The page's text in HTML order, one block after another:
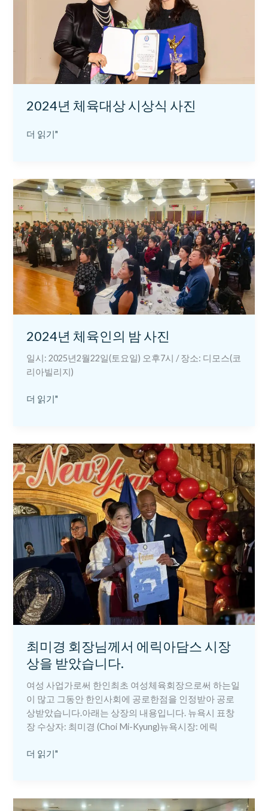
2024년 체육대상 시상식 사진
더 읽기"
2024년 체육인의 밤 사진
일시: 2025년2월22일(토요일) 오후7시 / 장소: 디모스(코
리아빌리지)
2024
년
체
육
인
의
밤
사
진
더 읽기"
최미경 회장님께서 에릭아담스 시장
상을 받았습니다.
여성 사업가로써 한인최초 여성체육회장으로써 하는일
이 많고 그동안 한인사회에 공로한점을 인정받아 공로
상받았습니다.아래는 상장의 내용입니다. 뉴욕시 표창
장 수상자: 최미경 (Choi Mi-Kyung)뉴욕시장: 에릭
최
미
경
회
장
님
서
에
릭
아
담
스
장
상
을
받
았
습
니
더 읽기"